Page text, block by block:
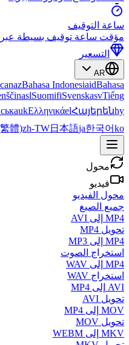
enEspañolesEuskeraeuFrançaisfr
mlසිංහලsiไทยthမြန်မာ